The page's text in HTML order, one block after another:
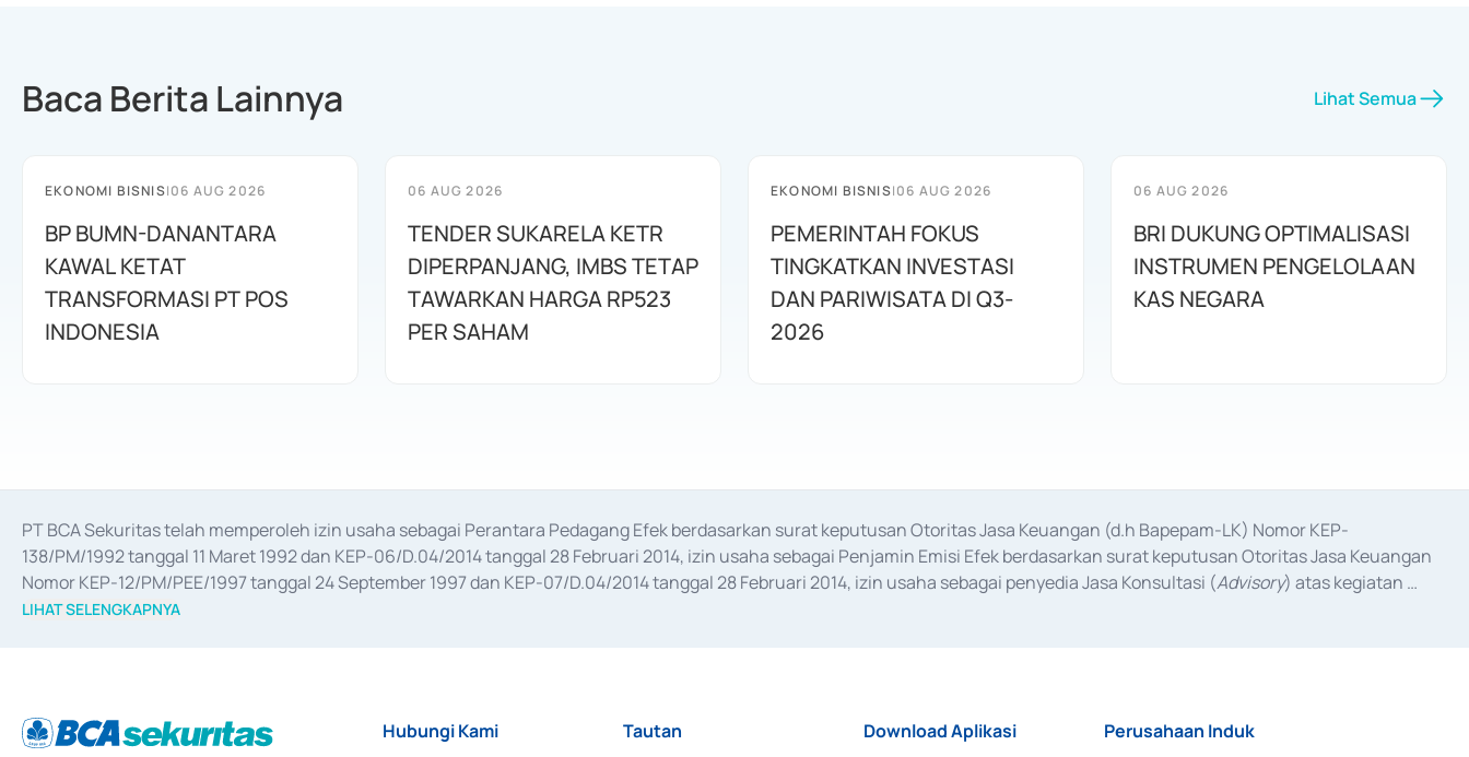
Baca Berita Lainnya Lihat Semua
EKONOMI BISNIS|06 AUG 2026
BP BUMN-DANANTARA
KAWAL KETAT
TRANSFORMASI PT POS
INDONESIA
06 AUG 2026
TENDER SUKARELA KETR
DIPERPANJANG, IMBS TETAP
TAWARKAN HARGA RP523
PER SAHAM
EKONOMI BISNIS|06 AUG 2026
PEMERINTAH FOKUS
TINGKATKAN INVESTASI
DAN PARIWISATA DI Q3-
2026
06 AUG 2026
BRI DUKUNG OPTIMALISASI
INSTRUMEN PENGELOLAAN
KAS NEGARA
PT BCA Sekuritas telah memperoleh izin usaha sebagai Perantara Pedagang Efek berdasarkan surat keputusan Otoritas Jasa Keuangan (d.h Bapepam-LK) Nomor KEP-
138/PM/1992 tanggal 11 Maret 1992 dan KEP-06/D.04/2014 tanggal 28 Februari 2014, izin usaha sebagai Penjamin Emisi Efek berdasarkan surat keputusan Otoritas Jasa Keuangan
Nomor KEP-12/PM/PEE/1997 tanggal 24 September 1997 dan KEP-07/D.04/2014 tanggal 28 Februari 2014, izin usaha sebagai penyedia Jasa Konsultasi (Advisory) atas kegiatan
merger, akuisisi, divestasi, dan
LIHAT SELENGKAPNYA
Hubungi Kami Tautan Download Aplikasi Perusahaan Induk